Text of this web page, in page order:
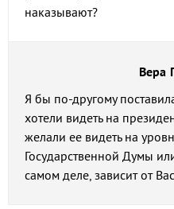
наказывают?
Вера
Я бы по-другому
хотели видеть на
желали ее видеть на
Государственной Думы
самом деле, зависит от